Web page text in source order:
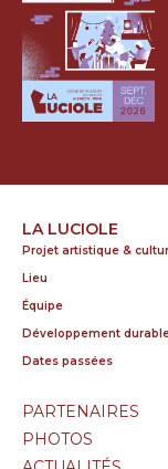
LA LUCIOLE
Projet artistique &
Lieu
Équipe
Développement
Dates passées
PARTENAIRES
PHOTOS